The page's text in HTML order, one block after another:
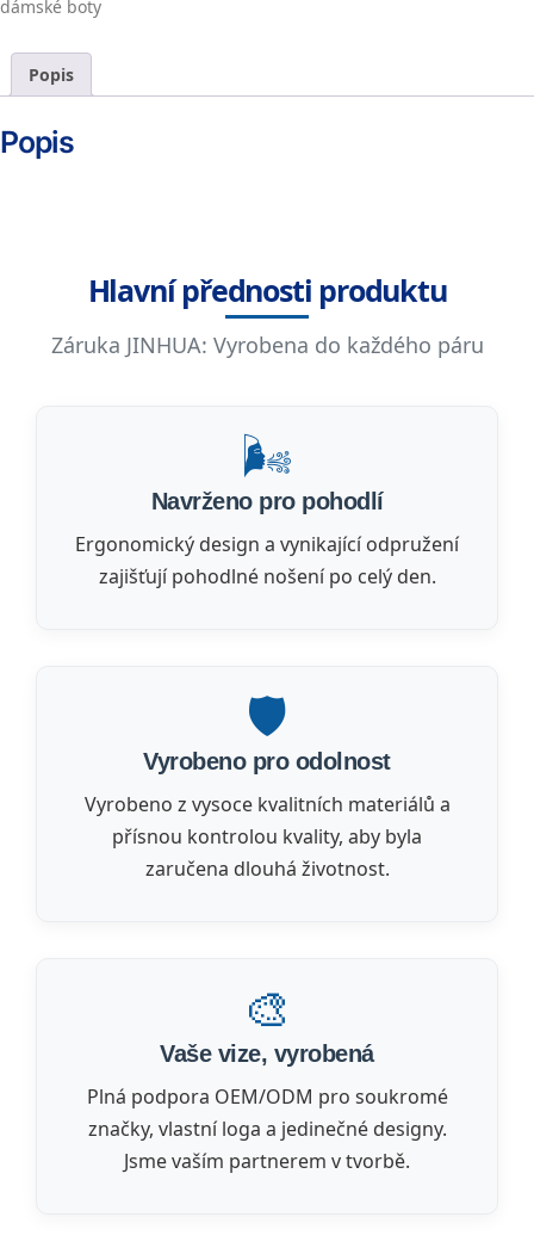
dámské boty
Popis
Popis
Hlavní přednosti produktu
Záruka JINHUA: Vyrobena do každého páru
🌬️
Navrženo pro pohodlí
Ergonomický design a vynikající odpružení
zajišťují pohodlné nošení po celý den.
🛡️
Vyrobeno pro odolnost
Vyrobeno z vysoce kvalitních materiálů a
přísnou kontrolou kvality, aby byla
zaručena dlouhá životnost.
🎨
Vaše vize, vyrobená
Plná podpora OEM/ODM pro soukromé
značky, vlastní loga a jedinečné designy.
Jsme vaším partnerem v tvorbě.